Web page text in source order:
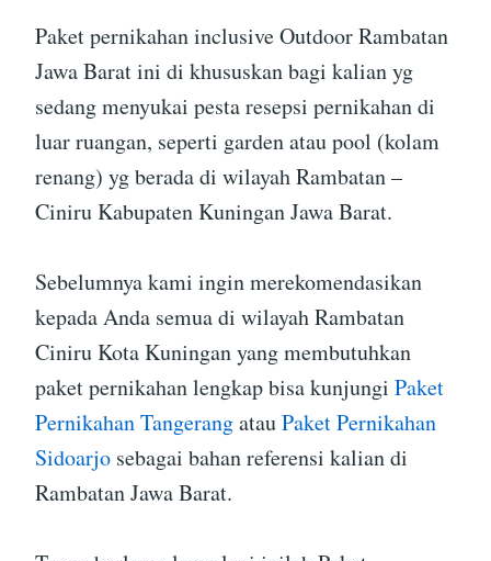
Paket pernikahan inclusive Outdoor Rambatan
Jawa Barat ini di khususkan bagi kalian yg
sedang menyukai pesta resepsi pernikahan di
luar ruangan, seperti garden atau pool (kolam
renang) yg berada di wilayah Rambatan –
Ciniru Kabupaten Kuningan Jawa Barat.
Sebelumnya kami ingin merekomendasikan
kepada Anda semua di wilayah Rambatan
Ciniru Kota Kuningan yang membutuhkan
paket pernikahan lengkap bisa kunjungi Paket
Pernikahan TangerangatauPaket Pernikahan
Sidoarjo sebagai bahan referensi kalian di
Rambatan Jawa Barat.